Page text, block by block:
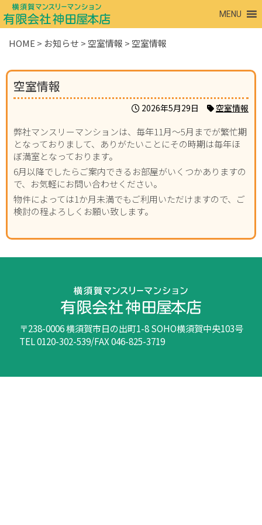
MENU
HOME > お知らせ > 空室情報 > 空室情報
空室情報
2026年5月29日 空室情報
弊社マンスリーマンションは、毎年11月～5月までが繁忙期
となっておりまして、ありがたいことにその時期は毎年ほ
ぼ満室となっております。
6月以降でしたらご案内できるお部屋がいくつかありますの
で、お気軽にお問い合わせください。
物件によっては1か月未満でもご利用いただけますので、ご
検討の程よろしくお願い致します。
〒238-0006 横須賀市日の出町1-8 SOHO横須賀中央103号
TEL 0120-302-539/FAX 046-825-3719